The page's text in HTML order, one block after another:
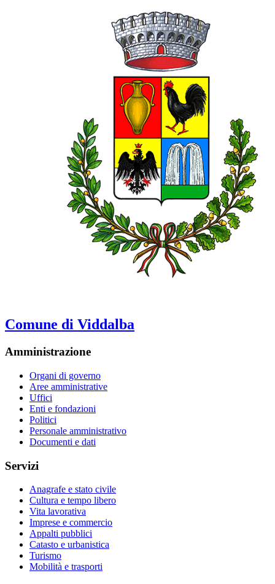
Comune di Viddalba
Amministrazione
Organi di governo
Aree amministrative
Uffici
Enti e fondazioni
Politici
Personale amministrativo
Documenti e dati
Servizi
Anagrafe e stato civile
Cultura e tempo libero
Vita lavorativa
Imprese e commercio
Appalti pubblici
Catasto e urbanistica
Turismo
Mobilità e trasporti